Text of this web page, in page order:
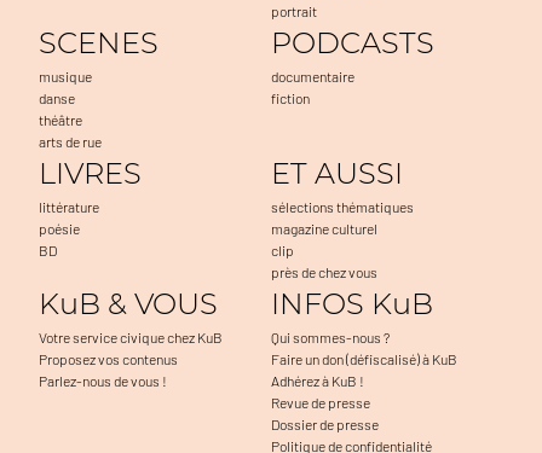
portrait
SCENES
musique
danse
théâtre
arts de rue
PODCASTS
documentaire
fiction
LIVRES
littérature
poésie
BD
ET AUSSI
sélections thématiques
magazine culturel
clip
près de chez vous
KuB & VOUS
Votre service civique chez KuB
Proposez vos contenus
Parlez-nous de vous !
INFOS KuB
Qui sommes-nous ?
Faire un don (défiscalisé) à KuB
Adhérez à KuB !
Revue de presse
Dossier de presse
Politique de confidentialité